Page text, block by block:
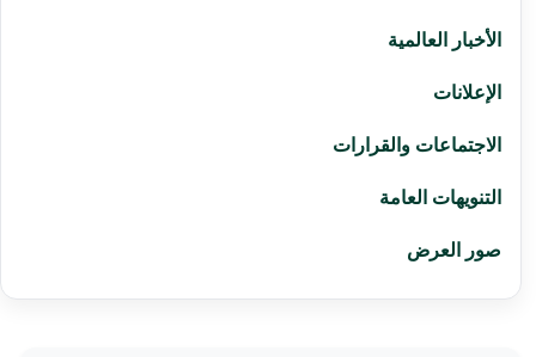
الأخبار العالمية
الإعلانات
الاجتماعات والقرارات
التنويهات العامة
صور العرض